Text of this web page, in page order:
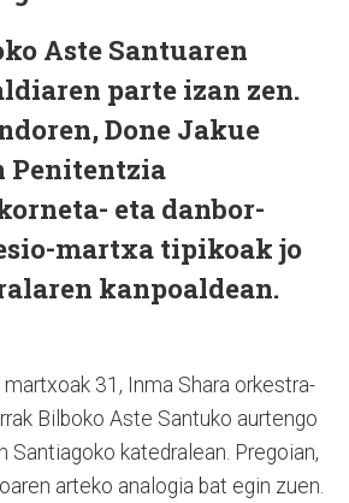
Aste Santuaren
parte izan zen.
Done Jakue
Penitentzia
eta danbor-
martxa tipikoak jo
kanpoaldean.
martxoak 31, Inma Shara orkestra-
Bilboko Aste Santuko aurtengo
Santiagoko katedralean. Pregoian,
arteko analogia bat egin zuen.